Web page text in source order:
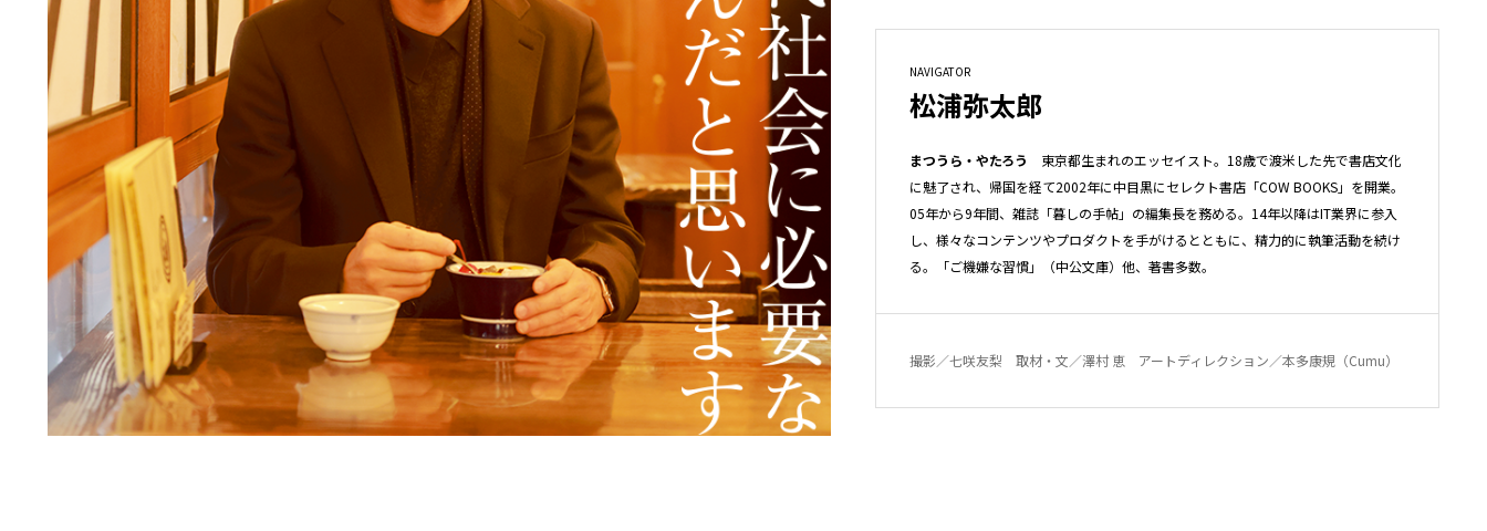
NAVIGATOR
松浦弥太郎
まつうら・やたろう
東京都生まれのエッセイスト。18歳で渡米した先で書店文化
に魅了され、帰国を経て2002年に中目黒にセレクト書店「COW BOOKS」を開業。
05年から9年間、雑誌「暮しの手帖」の編集長を務める。14年以降はIT業界に参入
し、様々なコンテンツやプロダクトを手がけるとともに、精力的に執筆活動を続け
る。「ご機嫌な習慣」（中公文庫）他、著書多数。
撮影／七咲友梨 取材・文／澤村 恵 アートディレクション／本多康規（Cumu）